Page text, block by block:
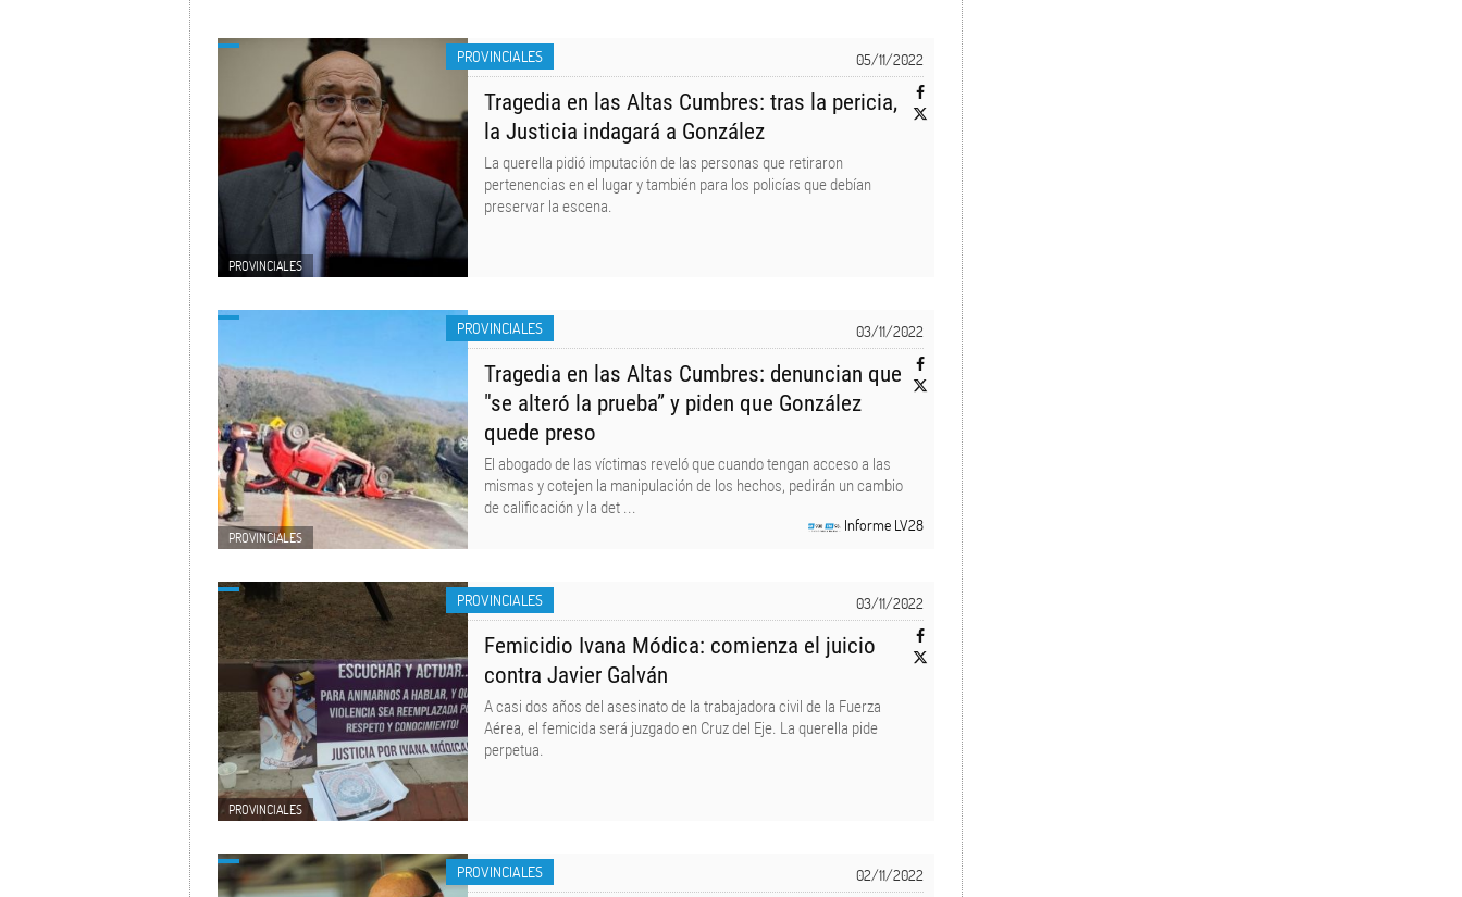
05/11/2022
PROVINCIALES
PROVINCIALES
Tragedia en las Altas Cumbres: tras la pericia,
la Justicia indagará a González
La querella pidió imputación de las personas que retiraron
pertenencias en el lugar y también para los policías que debían
preservar la escena.
03/11/2022
PROVINCIALES
PROVINCIALES
Tragedia en las Altas Cumbres: denuncian que
"se alteró la prueba” y piden que González
quede preso
El abogado de las víctimas reveló que cuando tengan acceso a las
mismas y cotejen la manipulación de los hechos, pedirán un cambio
de calificación y la det ...
Informe LV28
03/11/2022
PROVINCIALES
PROVINCIALES
Femicidio Ivana Módica: comienza el juicio
contra Javier Galván
A casi dos años del asesinato de la trabajadora civil de la Fuerza
Aérea, el femicida será juzgado en Cruz del Eje. La querella pide
perpetua.
02/11/2022
PROVINCIALES